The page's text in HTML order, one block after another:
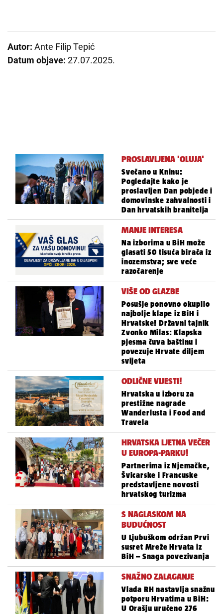
Autor: Ante Filip Tepić
Datum objave: 27.07.2025.
PROSLAVLJENA 'OLUJA'
Svečano u Kninu:
Pogledajte kako je
proslavljen Dan pobjede i
domovinske zahvalnosti i
Dan hrvatskih branitelja
MANJE INTERESA
Na izborima u BiH može
glasati 50 tisuća birača iz
inozemstva; sve veće
razočarenje
VIŠE OD GLAZBE
Posušje ponovno okupilo
najbolje klape iz BiH i
Hrvatske! Državni tajnik
Zvonko Milas: Klapska
pjesma čuva baštinu i
povezuje Hrvate diljem
svijeta
ODLIČNE VIJESTI!
Hrvatska u izboru za
prestižne nagrade
Wanderlusta i Food and
Travela
HRVATSKA LJETNA VEČER
U EUROPA-PARKU!
Partnerima iz Njemačke,
Švicarske i Francuske
predstavljene novosti
hrvatskog turizma
S NAGLASKOM NA
BUDUĆNOST
U Ljubuškom održan Prvi
susret Mreže Hrvata iz
BiH – Snaga povezivanja
SNAŽNO ZALAGANJE
Vlada RH nastavlja snažnu
potporu Hrvatima u BiH:
U Orašju uručeno 276